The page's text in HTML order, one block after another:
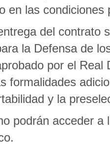
en las condiciones
del contrato
la Defensa de
por el
formalidades
y la
podrán acceder